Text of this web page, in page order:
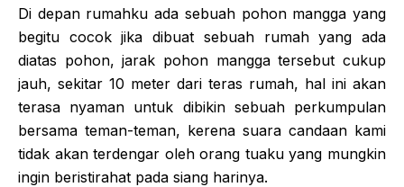
Di depan rumahku ada sebuah pohon mangga yang
begitu cocok jika dibuat sebuah rumah yang ada
diatas pohon, jarak pohon mangga tersebut cukup
jauh, sekitar 10 meter dari teras rumah, hal ini akan
terasa nyaman untuk dibikin sebuah perkumpulan
bersama teman-teman, kerena suara candaan kami
tidak akan terdengar oleh orang tuaku yang mungkin
ingin beristirahat pada siang harinya.